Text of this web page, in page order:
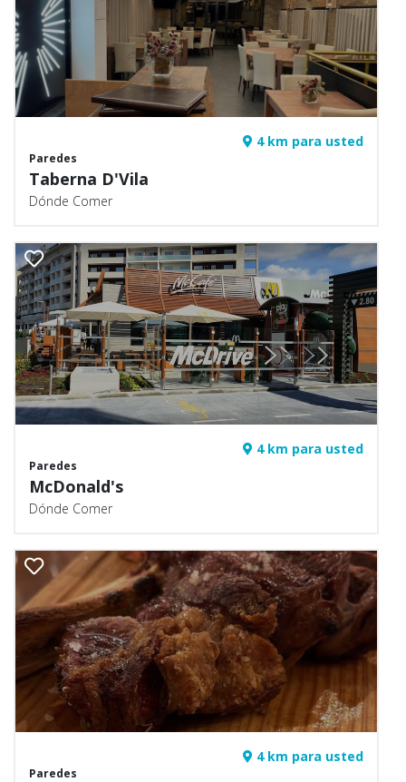
4 km para usted
Paredes
Taberna D'Vila
Dónde Comer
4 km para usted
Paredes
McDonald's
Dónde Comer
4 km para usted
Paredes